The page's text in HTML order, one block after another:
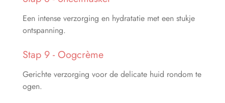
Een intense verzorging en hydratatie met een stukje
ontspanning.
Stap 9 - Oogcrème
Gerichte verzorging voor de delicate huid rondom te
ogen.